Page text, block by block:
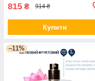
815 ₴ 914 ₴
Купити
–11%